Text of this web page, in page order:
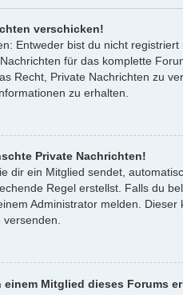
verschicken!
Entweder bist du nicht
für das komplette
Recht, Private Nachrichten zu
zu erhalten.
Private Nachrichten!
dir ein Mitglied sendet,
Regel erstellst. Falls du
Administrator melden.
einem Mitglied dieses Forums